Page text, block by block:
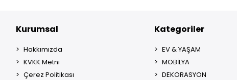
Kurumsal
Hakkımızda
KVKK Metni
Çerez Politikası
Kategoriler
EV & YAŞAM
MOBİLYA
DEKORASYON